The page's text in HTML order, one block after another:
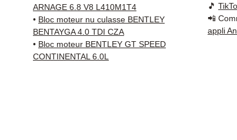
66 54
ARNAGE 6.8 V8 L410M1T4
• Bloc moteur nu culasse BENTLEY
BENTAYGA 4.0 TDI CZA
• Bloc moteur BENTLEY GT SPEED
CONTINENTAL 6.0L
🎵
📲
appli